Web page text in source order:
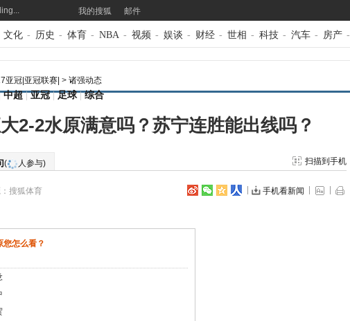
我的搜狐 邮件
文化 - 历史 - 体育 - NBA - 视频 - 娱谈 - 财经 - 世相 - 科技 - 汽车 - 房产 -
亚冠|亚冠联赛| > 诸强动态
中超|亚冠|足球|综合
2-2水原满意吗？苏宁连胜能出线吗？
( 人参与) 扫描到手机
搜狐体育 手机看新闻
您怎么看？